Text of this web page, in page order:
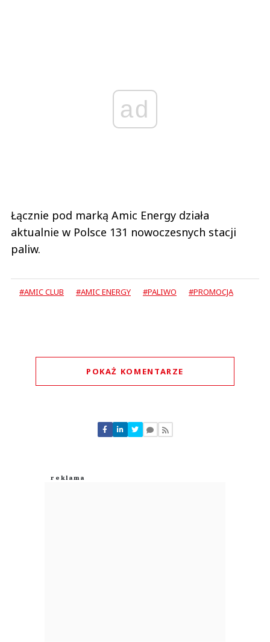
ad
Łącznie pod marką Amic Energy działa
aktualnie w Polsce 131 nowoczesnych stacji
paliw.
#AMIC CLUB #AMIC ENERGY #PALIWO #PROMOCJA
POKAŻ KOMENTARZE
Nie znaleziono komentarzy
Zostaw swoje komentarze